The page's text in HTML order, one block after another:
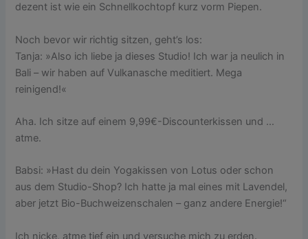
dezent ist wie ein Schnellkochtopf kurz vorm Piepen.
Noch bevor wir richtig sitzen, geht’s los:
Tanja: »Also ich liebe ja dieses Studio! Ich war ja neulich in
Bali – wir haben auf Vulkanasche meditiert. Mega
reinigend!«
Aha. Ich sitze auf einem 9,99€-Discounterkissen und …
atme.
Babsi: »Hast du dein Yogakissen von Lotus oder schon
aus dem Studio-Shop? Ich hatte ja mal eines mit Lavendel,
aber jetzt Bio-Buchweizenschalen – ganz andere Energie!“
Ich nicke, atme tief ein und versuche mich zu erden.